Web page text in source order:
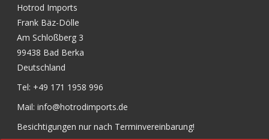
Hotrod Imports
Frank Bäz-Dölle
Am Schloßberg 3
99438 Bad Berka
Deutschland
Tel: +49 171 1958 996
Mail: info@hotrodimports.de
Besichtigungen nur nach Terminvereinbarung!